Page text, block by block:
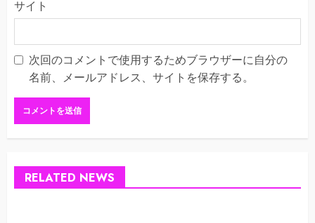
サイト
次回のコメントで使用するためブラウザーに自分の
名前、メールアドレス、サイトを保存する。
RELATED NEWS